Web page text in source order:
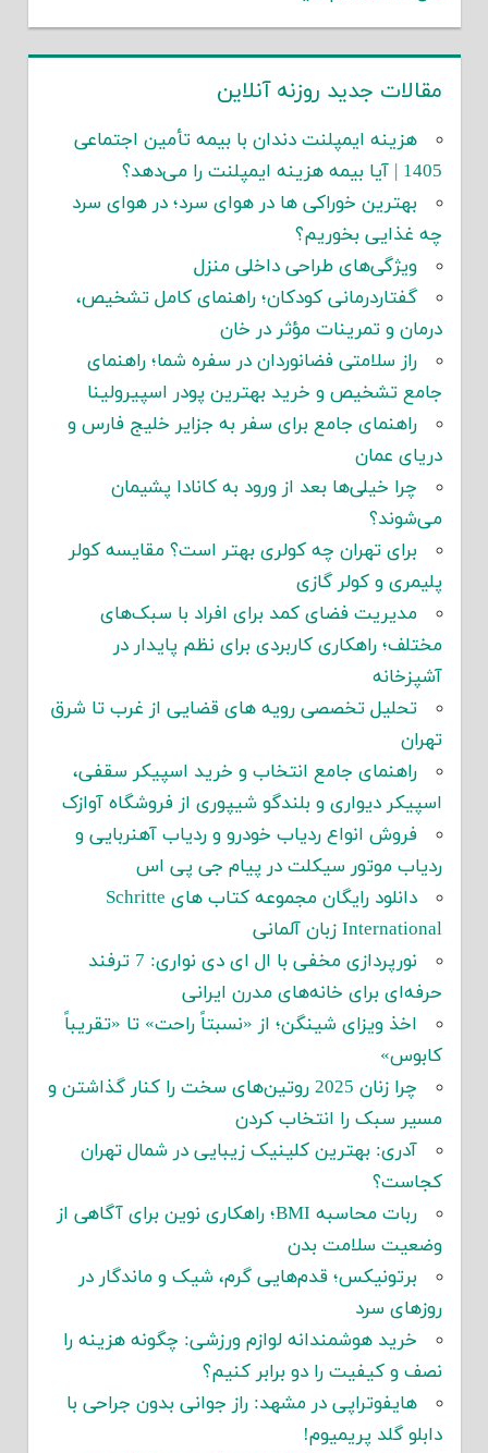
مقالات جدید روزنه آنلاین
هزینه ایمپلنت دندان با بیمه تأمین اجتماعی
1405 | آیا بیمه هزینه ایمپلنت را می‌دهد؟
بهترین خوراکی ها در هوای سرد؛ در هوای سرد
چه غذایی بخوریم؟
ویژگی‌های طراحی داخلی منزل
گفتاردرمانی کودکان؛ راهنمای کامل تشخیص،
درمان و تمرینات مؤثر در خان
راز سلامتی فضانوردان در سفره شما؛ راهنمای
جامع تشخیص و خرید بهترین پودر اسپیرولینا
راهنمای جامع برای سفر به جزایر خلیج فارس و
دریای عمان
چرا خیلی‌ها بعد از ورود به کانادا پشیمان
می‌شوند؟
برای تهران چه کولری بهتر است؟ مقایسه کولر
پلیمری و کولر گازی
مدیریت فضای کمد برای افراد با سبک‌های
مختلف؛ راهکاری کاربردی برای نظم پایدار در
آشپزخانه
تحلیل تخصصی رویه های قضایی از غرب تا شرق
تهران
راهنمای جامع انتخاب و خرید اسپیکر سقفی،
اسپیکر دیواری و بلندگو شیپوری از فروشگاه آوازک
فروش انواع ردیاب خودرو و ردیاب آهنربایی و
ردیاب موتور سیکلت در پیام جی پی اس
دانلود رایگان مجموعه کتاب های Schritte
International زبان آلمانی
نورپردازی مخفی با ال ای دی نواری: 7 ترفند
حرفه‌ای برای خانه‌های مدرن ایرانی
اخذ ویزای شینگن؛ از «نسبتاً راحت» تا «تقریباً
کابوس»
چرا زنان 2025 روتین‌های سخت را کنار گذاشتن و
مسیر سبک را انتخاب کردن
آدری: بهترین کلینیک زیبایی در شمال تهران
کجاست؟
ربات محاسبه BMI؛ راهکاری نوین برای آگاهی از
وضعیت سلامت بدن
برتونیکس؛ قدم‌هایی گرم، شیک و ماندگار در
روزهای سرد
خرید هوشمندانه لوازم ورزشی: چگونه هزینه را
نصف و کیفیت را دو برابر کنیم؟
هایفوتراپی در مشهد: راز جوانی بدون جراحی با
دابلو گلد پریمیوم!